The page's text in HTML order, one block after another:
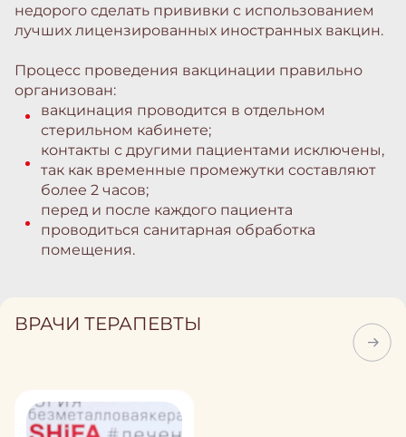
недорого сделать прививки с использованием
лучших лицензированных иностранных вакцин.
Процесс проведения вакцинации правильно
организован:
вакцинация проводится в отдельном
стерильном кабинете;
контакты с другими пациентами исключены,
так как временные промежутки составляют
более 2 часов;
перед и после каждого пациента
проводиться санитарная обработка
помещения.
ВРАЧИ ТЕРАПЕВТЫ